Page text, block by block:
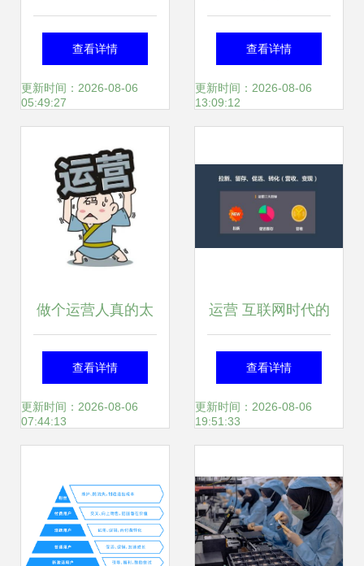
额激增超400% 产
品与经营双轮驱动
查看详情
更新时间：2026-08-06
05:49:27
析组织运作图的重
要性
查看详情
更新时间：2026-08-06
13:09:12
做个运营人真的太
太太太难了！运营
人标准图鉴你也在
查看详情
更新时间：2026-08-06
07:44:13
运营 互联网时代的
核心方法论
查看详情
更新时间：2026-08-06
19:51:33